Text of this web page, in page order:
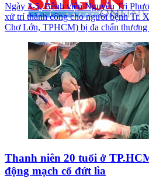
Ngày 3-5, Bệnh viện Nguyễn Tri
xử trí thành công cho người bệnh Tr.
Chợ Lớn, TPHCM) bị đa chấn
Thanh niên 20 tuổi ở
động mạch cổ đứt lìa